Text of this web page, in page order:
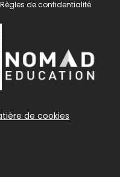
Règles de confidentialité
de cookies